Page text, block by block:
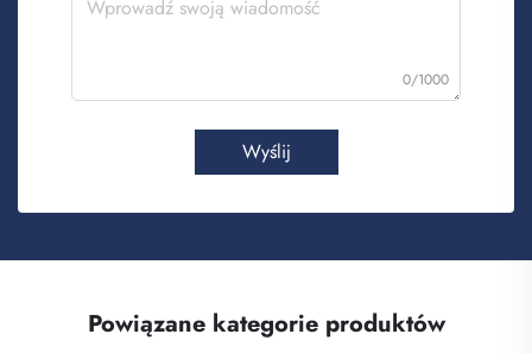
0/1000
Wyślij
Powiązane kategorie produktów